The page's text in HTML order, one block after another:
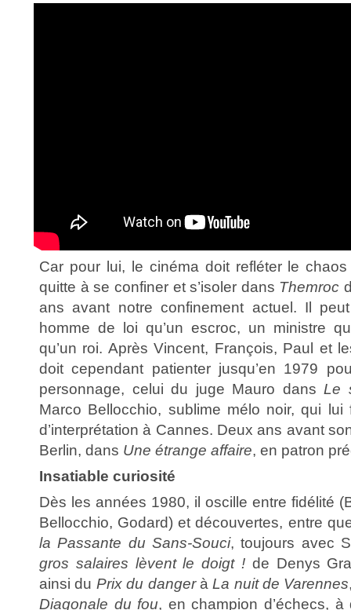
Car pour lui, le cinéma doit refléter le
quitte à se confiner et s’isoler dans Themroc
ans avant notre confinement actuel. Il
homme de loi qu’un escroc, un ministre
qu’un roi. Après Vincent, François, Paul et
doit cependant patienter jusqu’en 1979
personnage, celui du juge Mauro dansLe
Marco Bellocchio, sublime mélo noir, qui
d’interprétation à Cannes. Deux ans avant
Berlin, dans Une étrange affaire, en patron
Insatiable curiosité
Dès les années 1980, il oscille entre fidélité
Bellocchio, Godard) et découvertes, entre
la Passante du Sans-Souci, toujours avec
gros salaires lèvent le doigt ! de Denys
ainsi du Prix du dangeràLa nuit de Varennes
Diagonale du fou, en champion d’échecs,